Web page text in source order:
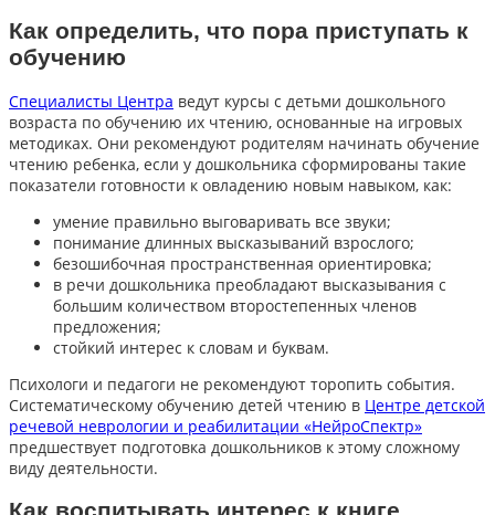
Как определить, что пора приступать к
обучению
Специалисты Центра ведут курсы с детьми дошкольного
возраста по обучению их чтению, основанные на игровых
методиках. Они рекомендуют родителям начинать обучение
чтению ребенка, если у дошкольника сформированы такие
показатели готовности к овладению новым навыком, как:
умение правильно выговаривать все звуки;
понимание длинных высказываний взрослого;
безошибочная пространственная ориентировка;
в речи дошкольника преобладают высказывания с
большим количеством второстепенных членов
предложения;
стойкий интерес к словам и буквам.
Психологи и педагоги не рекомендуют торопить события.
Систематическому обучению детей чтению в Центре детской
речевой неврологии и реабилитации «НейроСпектр»
предшествует подготовка дошкольников к этому сложному
виду деятельности.